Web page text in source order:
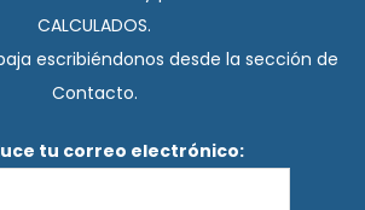
CALCULADOS.
escribiéndonos desde la sección de
Contacto.
tu correo electrónico: